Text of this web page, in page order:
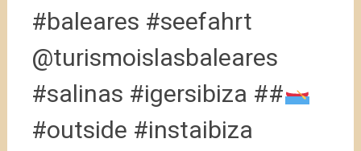
#baleares #seefahrt
@turismoislasbaleares
#salinas #igersibiza ##
#outside #instaibiza